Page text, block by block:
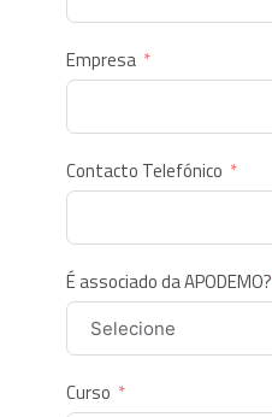
Empresa
Contacto Telefónico
É associado da APODEMO?
Curso